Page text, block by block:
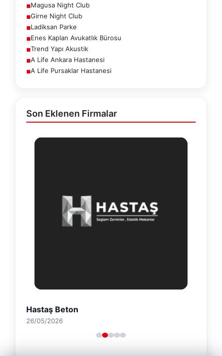
■Magusa Night Club
■Girne Night Club
■Ladiksan Parke
■Enes Kaplan Avukatlık Bürosu
■Trend Yapı Akustik
■A Life Ankara Hastanesi
■A Life Pursaklar Hastanesi
Son Eklenen Firmalar
Hastaş Beton
26/05/2026